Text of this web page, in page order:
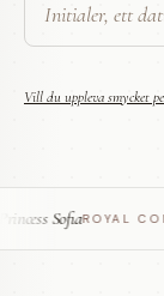
Vill du uppleva smycket
SofiaROYAL